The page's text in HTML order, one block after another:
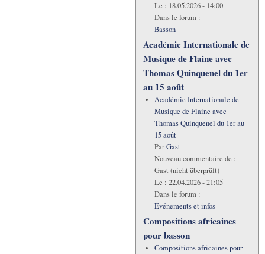
Le : 18.05.2026 - 14:00
Dans le forum :
Basson
Académie Internationale de
Musique de Flaine avec
Thomas Quinquenel du 1er
au 15 août
Académie Internationale de
Musique de Flaine avec
Thomas Quinquenel du 1er au
15 août
ParGast
Nouveau commentaire de :
Gast (nicht überprüft)
Le : 22.04.2026 - 21:05
Dans le forum :
Evénements et infos
Compositions africaines
pour basson
Compositions africaines pour